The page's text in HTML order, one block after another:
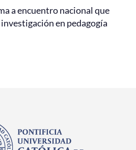
a encuentro nacional que
en pedagogía